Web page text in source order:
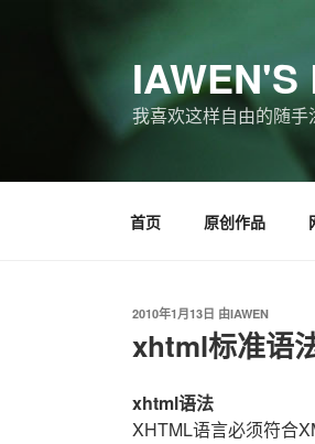
IAWEN'S
我喜欢这样自由的随
首页 原创作品
发
于
2010年1月13日 由IAWEN
xhtml标准语
xhtml语法
XHTML语言必须符合